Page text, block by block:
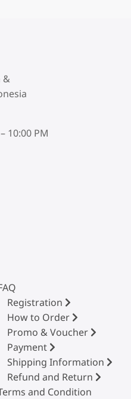
&
10:00 PM
Registration
How to Order
Promo & Voucher
Payment
Shipping Information
Refund and Return
and Condition